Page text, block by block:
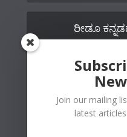
ರೀಡೂ
Join our mailing
latest